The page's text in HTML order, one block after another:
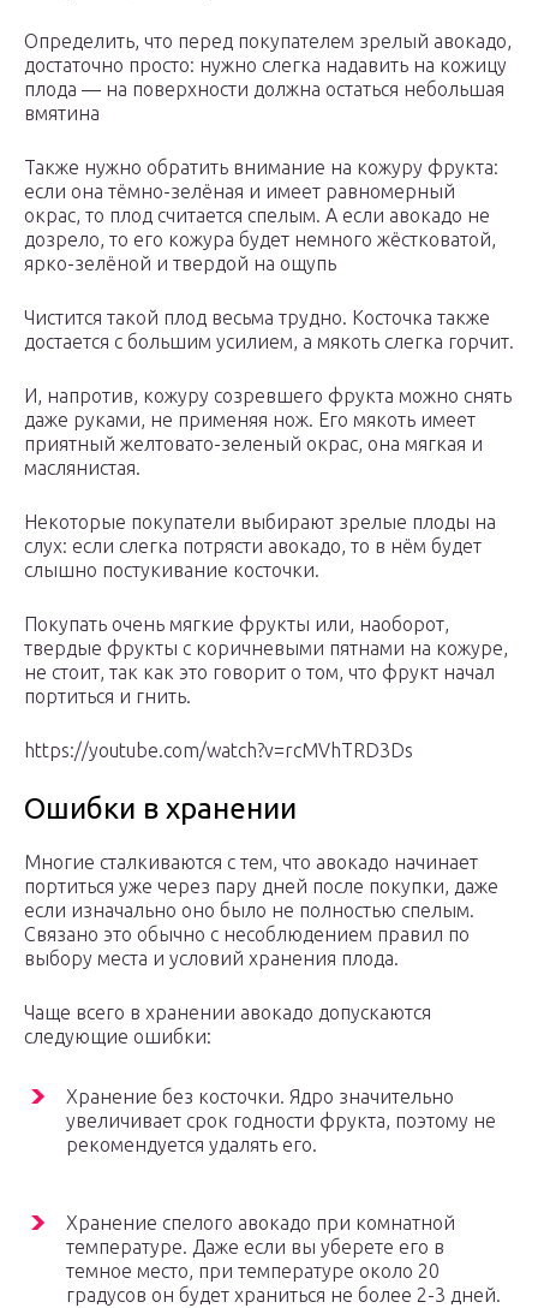
Определить, что перед покупателем зрелый авокадо,
достаточно просто: нужно слегка надавить на кожицу
плода — на поверхности должна остаться небольшая
вмятина
Также нужно обратить внимание на кожуру фрукта:
если она тёмно-зелёная и имеет равномерный
окрас, то плод считается спелым. А если авокадо не
дозрело, то его кожура будет немного жёстковатой,
ярко-зелёной и твердой на ощупь
Чистится такой плод весьма трудно. Косточка также
достается с большим усилием, а мякоть слегка горчит.
И, напротив, кожуру созревшего фрукта можно снять
даже руками, не применяя нож. Его мякоть имеет
приятный желтовато-зеленый окрас, она мягкая и
маслянистая.
Некоторые покупатели выбирают зрелые плоды на
слух: если слегка потрясти авокадо, то в нём будет
слышно постукивание косточки.
Покупать очень мягкие фрукты или, наоборот,
твердые фрукты с коричневыми пятнами на кожуре,
не стоит, так как это говорит о том, что фрукт начал
портиться и гнить.
https://youtube.com/watch?v=rcMVhTRD3Ds
Ошибки в хранении
Многие сталкиваются с тем, что авокадо начинает
портиться уже через пару дней после покупки, даже
если изначально оно было не полностью спелым.
Связано это обычно с несоблюдением правил по
выбору места и условий хранения плода.
Чаще всего в хранении авокадо допускаются
следующие ошибки:
Хранение без косточки. Ядро значительно
увеличивает срок годности фрукта, поэтому не
рекомендуется удалять его.
Хранение спелого авокадо при комнатной
температуре. Даже если вы уберете его в
темное место, при температуре около 20
градусов он будет храниться не более 2-3 дней.